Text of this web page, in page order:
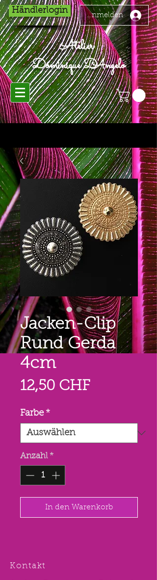
Händlerlogin
Anmelden
Atelier
Dominique D'Angelo
Jacken-Clip
Rund Gerda
4cm
12,50 CHFPreis
Farbe *
Anzahl *
In den Warenkorb
Kontakt